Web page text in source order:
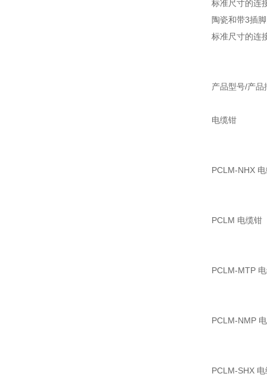
标准尺寸的连
陶瓷和带3插
标准尺寸的连
产品型号/产品
电缆钳
PCLM-NHX
PCLM 电缆钳
PCLM-MTP
PCLM-NMP
PCLM-SHX